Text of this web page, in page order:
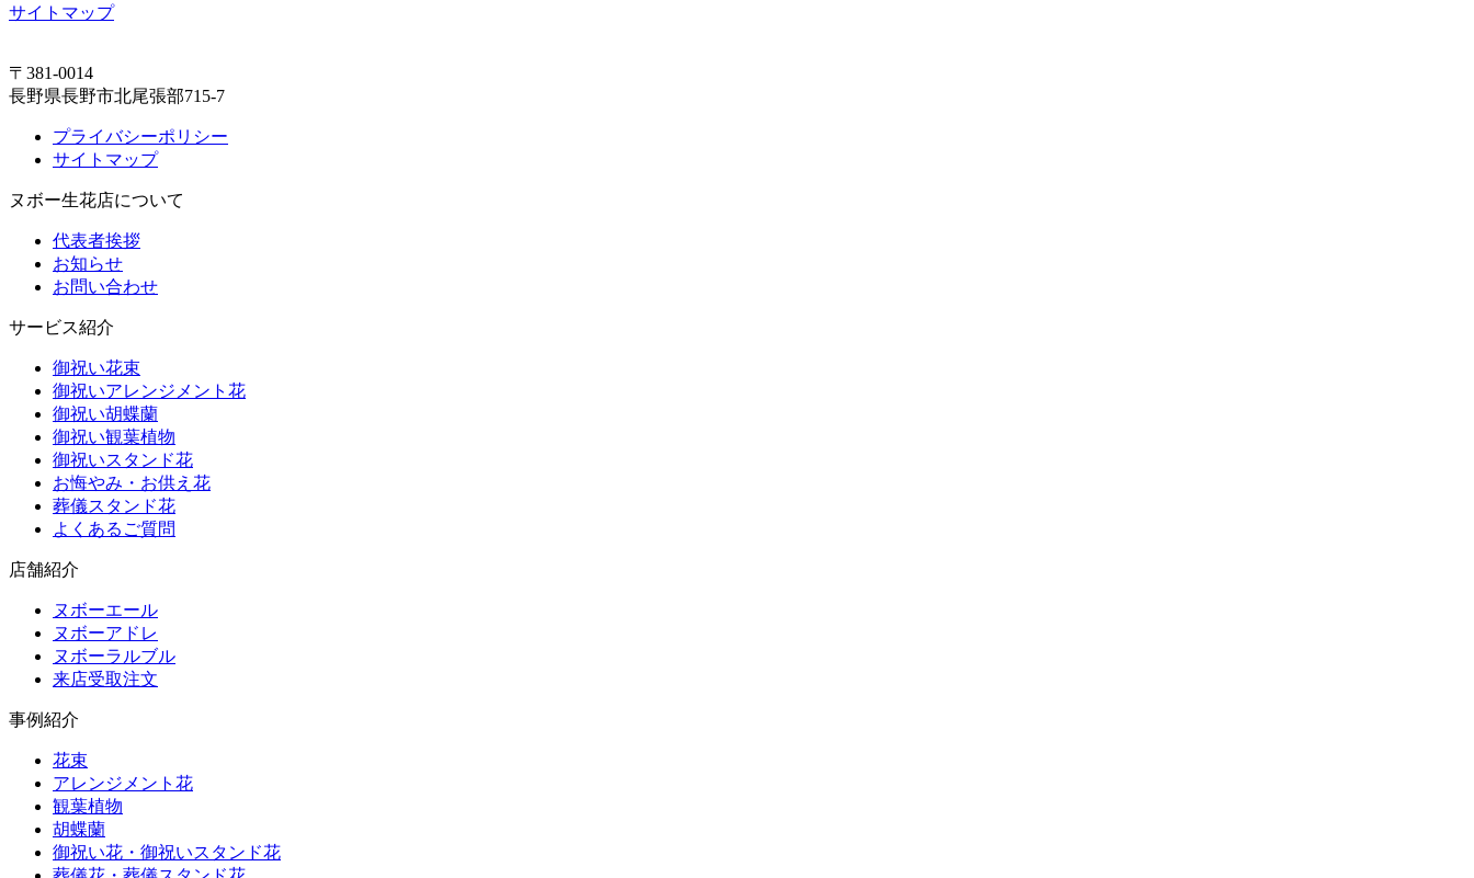
サイトマップ
〒381-0014
長野県長野市北尾張部715-7
プライバシーポリシー
サイトマップ
ヌボー生花店について
代表者挨拶
お知らせ
お問い合わせ
サービス紹介
御祝い花束
御祝いアレンジメント花
御祝い胡蝶蘭
御祝い観葉植物
御祝いスタンド花
お悔やみ・お供え花
葬儀スタンド花
よくあるご質問
店舗紹介
ヌボーエール
ヌボーアドレ
ヌボーラルブル
来店受取注文
事例紹介
花束
アレンジメント花
観葉植物
胡蝶蘭
御祝い花・御祝いスタンド花